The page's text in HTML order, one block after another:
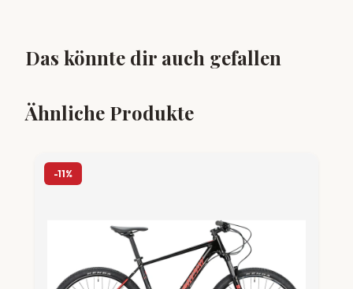
Das könnte dir auch gefallen
Ähnliche Produkte
-11%